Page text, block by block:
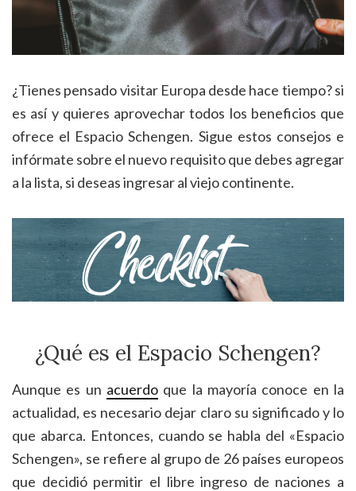
¿Tienes pensado visitar Europa desde hace tiempo? si
es así y quieres aprovechar todos los beneficios que
ofrece el Espacio Schengen. Sigue estos consejos e
infórmate sobre el nuevo requisito que debes agregar
a la lista, si deseas ingresar al viejo continente.
¿Qué es el Espacio Schengen?
Aunque es un acuerdo que la mayoría conoce en la
actualidad, es necesario dejar claro su significado y lo
que abarca. Entonces, cuando se habla del «Espacio
Schengen», se refiere al grupo de 26 países europeos
que decidió permitir el libre ingreso de naciones a